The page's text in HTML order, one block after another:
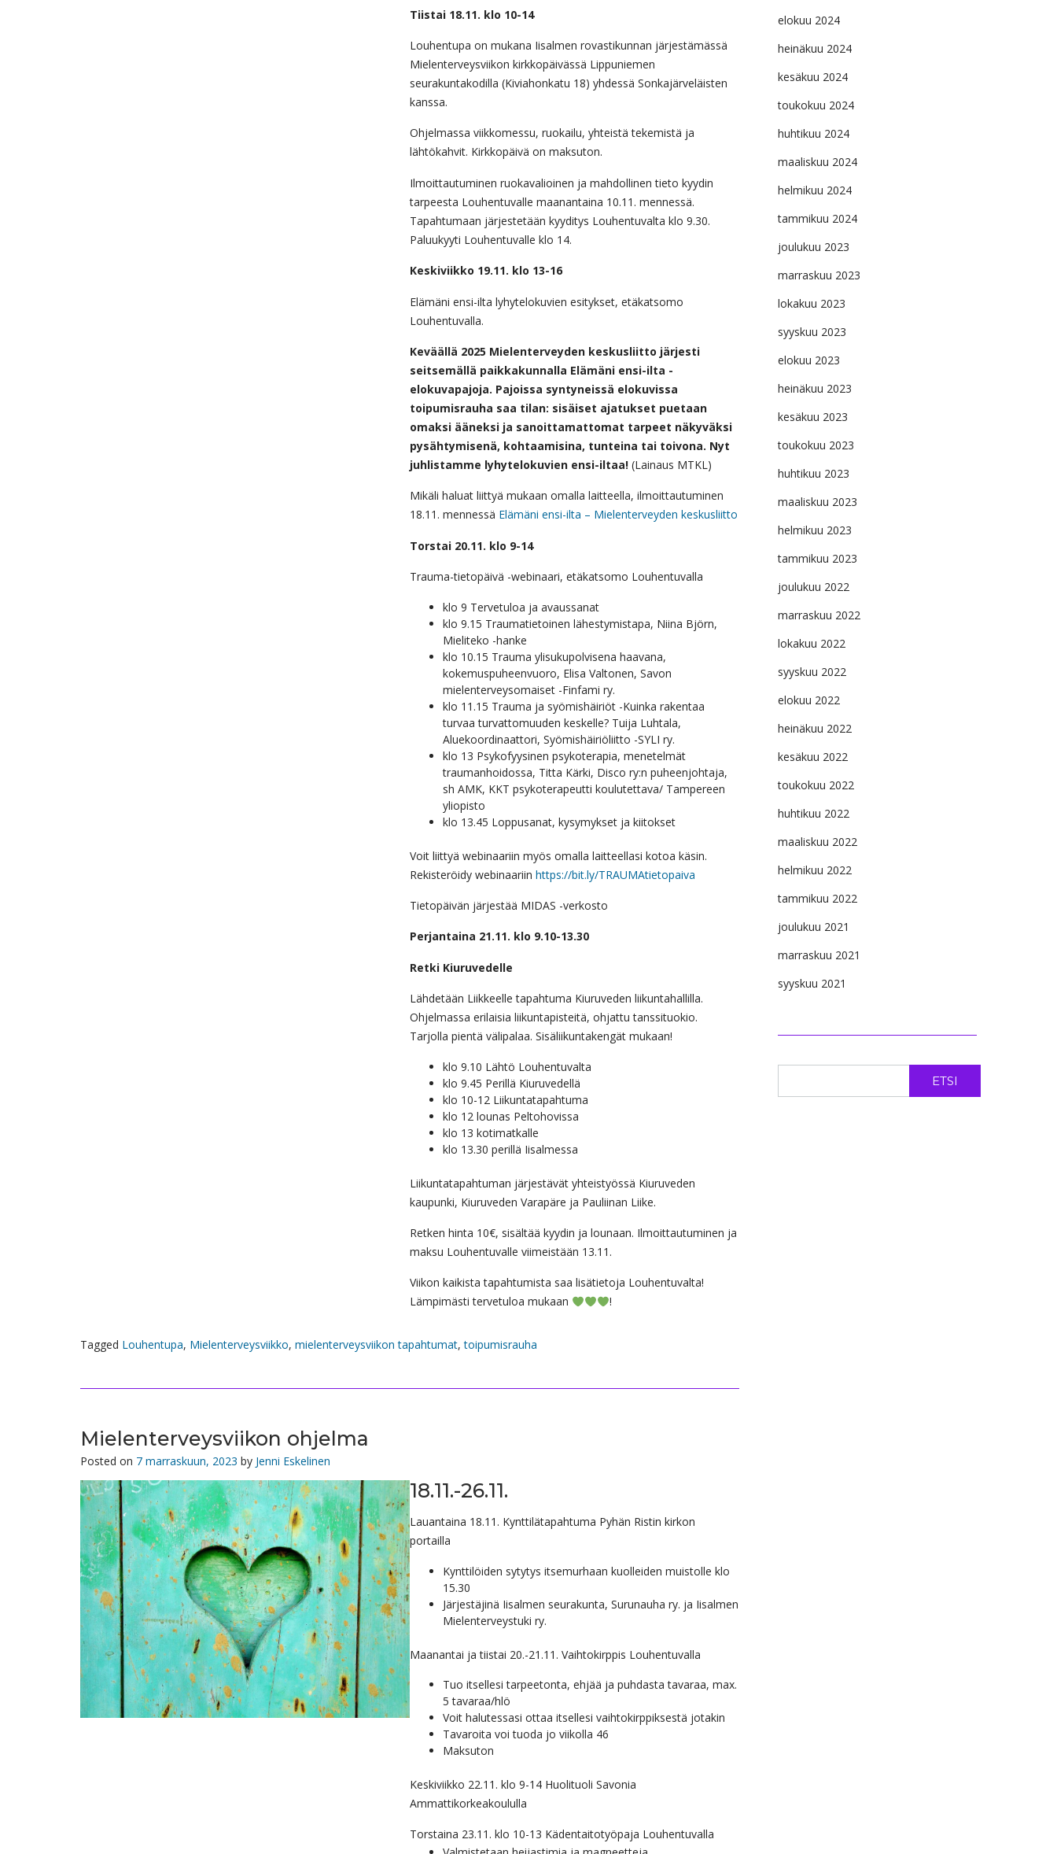
Tiistai 18.11. klo 10-14
Louhentupa on mukana Iisalmen rovastikunnan järjestämässä
Mielenterveysviikon kirkkopäivässä Lippuniemen
seurakuntakodilla (Kiviahonkatu 18) yhdessä Sonkajärveläisten
kanssa.
Ohjelmassa viikkomessu, ruokailu, yhteistä tekemistä ja
lähtökahvit. Kirkkopäivä on maksuton.
Ilmoittautuminen ruokavalioinen ja mahdollinen tieto kyydin
tarpeesta Louhentuvalle maanantaina 10.11. mennessä.
Tapahtumaan järjestetään kyyditys Louhentuvalta klo 9.30.
Paluukyyti Louhentuvalle klo 14.
Keskiviikko 19.11. klo 13-16
Elämäni ensi-ilta lyhytelokuvien esitykset, etäkatsomo
Louhentuvalla.
Keväällä 2025 Mielenterveyden keskusliitto järjesti
seitsemällä paikkakunnalla Elämäni ensi-ilta -
elokuvapajoja. Pajoissa syntyneissä elokuvissa
toipumisrauha saa tilan: sisäiset ajatukset puetaan
omaksi ääneksi ja sanoittamattomat tarpeet näkyväksi
pysähtymisenä, kohtaamisina, tunteina tai toivona. Nyt
juhlistamme lyhytelokuvien ensi-iltaa!(Lainaus MTKL)
Mikäli haluat liittyä mukaan omalla laitteella, ilmoittautuminen
18.11. mennessä Elämäni ensi-ilta – Mielenterveyden keskusliitto
Torstai 20.11. klo 9-14
Trauma-tietopäivä -webinaari, etäkatsomo Louhentuvalla
klo 9 Tervetuloa ja avaussanat
klo 9.15 Traumatietoinen lähestymistapa, Niina Björn,
Mieliteko -hanke
klo 10.15 Trauma ylisukupolvisena haavana,
kokemuspuheenvuoro, Elisa Valtonen, Savon
mielenterveysomaiset -Finfami ry.
klo 11.15 Trauma ja syömishäiriöt -Kuinka rakentaa
turvaa turvattomuuden keskelle? Tuija Luhtala,
Aluekoordinaattori, Syömishäiriöliitto -SYLI ry.
klo 13 Psykofyysinen psykoterapia, menetelmät
traumanhoidossa, Titta Kärki, Disco ry:n puheenjohtaja,
sh AMK, KKT psykoterapeutti koulutettava/ Tampereen
yliopisto
klo 13.45 Loppusanat, kysymykset ja kiitokset
Voit liittyä webinaariin myös omalla laitteellasi kotoa käsin.
Rekisteröidy webinaariin https://bit.ly/TRAUMAtietopaiva
Tietopäivän järjestää MIDAS -verkosto
Perjantaina 21.11. klo 9.10-13.30
Retki Kiuruvedelle
Lähdetään Liikkeelle tapahtuma Kiuruveden liikuntahallilla.
Ohjelmassa erilaisia liikuntapisteitä, ohjattu tanssituokio.
Tarjolla pientä välipalaa. Sisäliikuntakengät mukaan!
klo 9.10 Lähtö Louhentuvalta
klo 9.45 Perillä Kiuruvedellä
klo 10-12 Liikuntatapahtuma
klo 12 lounas Peltohovissa
klo 13 kotimatkalle
klo 13.30 perillä Iisalmessa
Liikuntatapahtuman järjestävät yhteistyössä Kiuruveden
kaupunki, Kiuruveden Varapäre ja Pauliinan Liike.
Retken hinta 10€, sisältää kyydin ja lounaan. Ilmoittautuminen ja
maksu Louhentuvalle viimeistään 13.11.
Viikon kaikista tapahtumista saa lisätietoja Louhentuvalta!
Lämpimästi tervetuloa mukaan
!
Tagged Louhentupa, Mielenterveysviikko, mielenterveysviikon tapahtumat,toipumisrauha
Mielenterveysviikon ohjelma
Posted on 7 marraskuun, 2023 by Jenni Eskelinen
18.11.-26.11.
Lauantaina 18.11. Kynttilätapahtuma Pyhän Ristin kirkon
portailla
Kynttilöiden sytytys itsemurhaan kuolleiden muistolle klo
15.30
Järjestäjinä Iisalmen seurakunta, Surunauha ry. ja Iisalmen
Mielenterveystuki ry.
Maanantai ja tiistai 20.-21.11. Vaihtokirppis Louhentuvalla
Tuo itsellesi tarpeetonta, ehjää ja puhdasta tavaraa, max.
5 tavaraa/hlö
Voit halutessasi ottaa itsellesi vaihtokirppiksestä jotakin
Tavaroita voi tuoda jo viikolla 46
Maksuton
Keskiviikko 22.11. klo 9-14 Huolituoli Savonia
Ammattikorkeakoululla
Torstaina 23.11. klo 10-13 Kädentaitotyöpaja Louhentuvalla
elokuu 2024
heinäkuu 2024
kesäkuu 2024
toukokuu 2024
huhtikuu 2024
maaliskuu 2024
helmikuu 2024
tammikuu 2024
joulukuu 2023
marraskuu 2023
lokakuu 2023
syyskuu 2023
elokuu 2023
heinäkuu 2023
kesäkuu 2023
toukokuu 2023
huhtikuu 2023
maaliskuu 2023
helmikuu 2023
tammikuu 2023
joulukuu 2022
marraskuu 2022
lokakuu 2022
syyskuu 2022
elokuu 2022
heinäkuu 2022
kesäkuu 2022
toukokuu 2022
huhtikuu 2022
maaliskuu 2022
helmikuu 2022
tammikuu 2022
joulukuu 2021
marraskuu 2021
syyskuu 2021
ETSI